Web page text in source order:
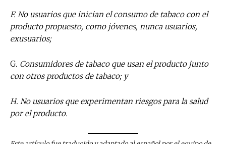
F. No usuarios que inician el consumo de tabaco con el
producto propuesto, como jóvenes, nunca usuarios,
exusuarios;
G. Consumidores de tabaco que usan el producto junto
con otros productos de tabaco; y
H. No usuarios que experimentan riesgos para la salud
por el producto.